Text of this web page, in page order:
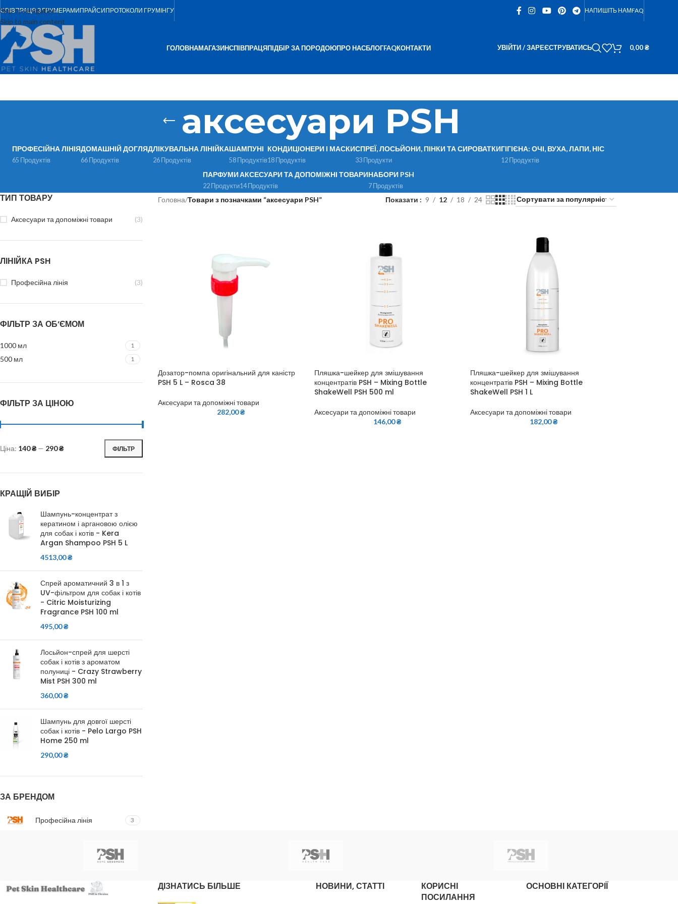
Skip to navigation
Skip to main content
СПІВПРАЦЯ З ГРУМЕРАМИПРАЙСИПРОТОКОЛИ ГРУМІНГУ НАПИШІТЬ НАМFAQ
ГОЛОВНАМАГАЗИНСПІВПРАЦЯПІДБІР ЗА ПОРОДОЮПРО НАСБЛОГFAQКОНТАКТИ УВІЙТИ / ЗАРЕЄСТРУВАТИСЬ 0,00₴
аксесуари PSH
ПРОФЕСІЙНА ЛІНІЯ
65 Продуктів
ДОМАШНІЙ ДОГЛЯД
66 Продуктів
ЛІКУВАЛЬНА ЛІНІЙКА
26 Продуктів
ШАМПУНІ
58 Продуктів
КОНДИЦІОНЕРИ І МАСКИ
18 Продуктів
СПРЕЇ, ЛОСЬЙОНИ, ПІНКИ ТА СИРОВАТКИ
33 Продукти
ГІГІЄНА: ОЧІ, ВУХА, ЛАПИ, НІС
12 Продуктів
ПАРФУМИ
22 Продукти
АКСЕСУАРИ ТА ДОПОМІЖНІ ТОВАРИ
14 Продуктів
НАБОРИ PSH
7 Продуктів
ТИП ТОВАРУ
Аксесуари та допоміжні товари (3)
ЛІНІЙКА PSH
Професійна лінія (3)
ФІЛЬТР ЗА ОБ’ЄМОМ
1000 мл 1
500 мл 1
ФІЛЬТР ЗА ЦІНОЮ
ФІЛЬТР
Ціна: 140 ₴ — 290 ₴
КРАЩІЙ ВИБІР
Шампунь-концентрат з
кератином і аргановою олією
для собак і котів - Kera
Argan Shampoo PSH 5 L
4513,00₴
Спрей ароматичний 3 в 1 з
UV-фільтром для собак і котів
- Citric Moisturizing
Fragrance PSH 100 ml
495,00₴
Лосьйон-спрей для шерсті
собак і котів з ароматом
полуниці - Crazy Strawberry
Mist PSH 300 ml
360,00₴
Шампунь для довгої шерсті
собак і котів - Pelo Largo PSH
Home 250 ml
290,00₴
ЗА БРЕНДОМ
Професійна лінія 3
Головна/Товари з позначками “аксесуари PSH” Показати 9 12 18 24
Дозатор-помпа оригінальний для каністр
PSH 5 L – Rosca 38
Аксесуари та допоміжні товари
282,00₴
Пляшка-шейкер для змішування
концентратів PSH – Mixing Bottle
ShakeWell PSH 500 ml
Аксесуари та допоміжні товари
146,00₴
Пляшка-шейкер для змішування
концентратів PSH – Mixing Bottle
ShakeWell PSH 1 L
Аксесуари та допоміжні товари
182,00₴
ДІЗНАТИСЬ БІЛЬШЕ НОВИНИ, СТАТТІ
КОРИСНІ
ПОСИЛАННЯ
ОСНОВНІ КАТЕГОРІЇ